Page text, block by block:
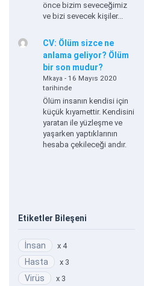
önce bizim seveceğimiz
ve bizi sevecek kişiler...
CV: Ölüm sizce ne
anlama geliyor? Ölüm
bir son mudur?
Mkaya - 16 Mayıs 2020
tarihinde
Ölüm insanın kendisi için
küçük kıyamettir. Kendisini
yaratan ile yüzleşme ve
yaşarken yaptıklarının
hesaba çekileceği andır.
Etiketler Bileşeni
İnsan x 4
Hasta x 3
Virüs x 3